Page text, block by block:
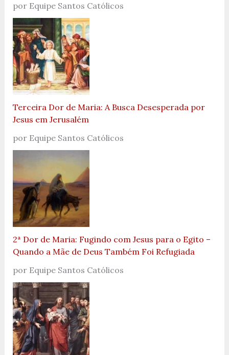
por Equipe Santos Católicos
Terceira Dor de Maria: A Busca Desesperada por
Jesus em Jerusalém
por Equipe Santos Católicos
2ª Dor de Maria: Fugindo com Jesus para o Egito –
Quando a Mãe de Deus Também Foi Refugiada
por Equipe Santos Católicos